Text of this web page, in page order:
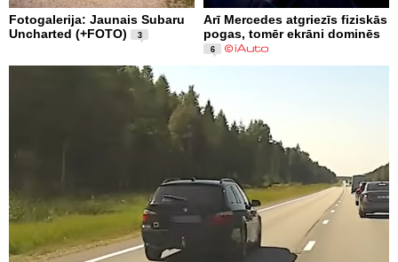
Fotogalerija: Jaunais Subaru
Uncharted (+FOTO)
3
Arī Mercedes atgriezīs fiziskās
pogas, tomēr ekrāni dominēs
6